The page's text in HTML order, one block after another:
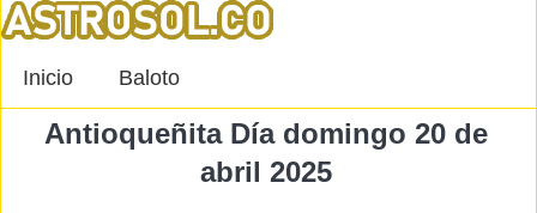
Inicio Baloto
Antioqueñita Día domingo 20 de
abril 2025